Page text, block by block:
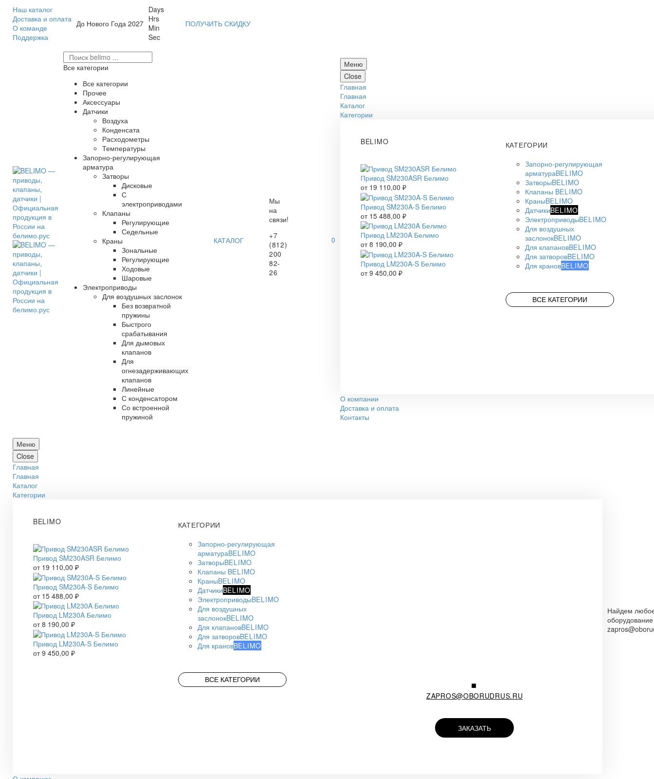
Наш каталог
Доставка и оплата
О команде
Поддержка
До Нового Года 2027
Days
Hrs
Min
Sec
ПОЛУЧИТЬ СКИДКУ
Все категории
Все категории
Прочее
Аксессуары
Датчики
Воздуха
Конденсата
Расходометры
Температуры
Запорно-регулирующая
арматура
Затворы
Дисковые
С
электроприводами
Клапаны
Регулирующие
Седельные
Краны
Зональные
Регулирующие
Ходовые
Шаровые
Электроприводы
Для воздушных заслонок
Без возвратной
пружины
Быстрого
срабатывания
Для дымовых
клапанов
Для
огнезадерживающих
клапанов
Линейные
С конденсатором
Со встроенной
пружиной
КАТАЛОГ
Мы
на
связи!
+7
(812)
200
82-
26
0
Меню
Close
Главная
Главная
Каталог
Категории
BELIMO
Привод SM230ASR Белимо
от 19 110,00 ₽
Привод SM230A-S Белимо
от 15 488,00 ₽
Привод LM230A Белимо
от8 190,00 ₽
Привод LM230A-S Белимо
от9 450,00 ₽
КАТЕГОРИИ
Запорно-регулирующая
арматураBELIMO
ЗатворыBELIMO
Клапаны BELIMO
КраныBELIMO
ДатчикиBELIMO
ЭлектроприводыBELIMO
Для воздушных
заслонокBELIMO
Для клапановBELIMO
Для затворовBELIMO
Для крановBELIMO
ВСЕ КАТЕГОРИИ
О компании
Доставка и оплата
Контакты
Меню
Close
Главная
Главная
Каталог
Категории
BELIMO
Привод SM230ASR Белимо
от 19 110,00 ₽
Привод SM230A-S Белимо
от 15 488,00 ₽
Привод LM230A Белимо
от8 190,00 ₽
Привод LM230A-S Белимо
от9 450,00 ₽
КАТЕГОРИИ
Запорно-регулирующая
арматураBELIMO
ЗатворыBELIMO
Клапаны BELIMO
КраныBELIMO
ДатчикиBELIMO
ЭлектроприводыBELIMO
Для воздушных
заслонокBELIMO
Для клапановBELIMO
Для затворовBELIMO
Для крановBELIMO
ВСЕ КАТЕГОРИИ .
ZAPROS@OBORUDRUS.RU
ЗАКАЗАТЬ
Найдем
оборудование